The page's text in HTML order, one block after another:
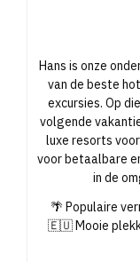
Hans is onze
van de beste
excursies. Op
volgende
luxe resorts
voor betaalbare
in de
🌴 Populaire
🇪🇺 Mooie